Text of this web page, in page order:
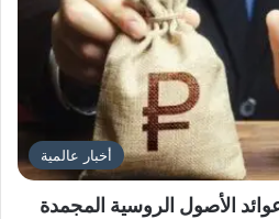
أخبار عالمية
الأصول الروسية المجمدة